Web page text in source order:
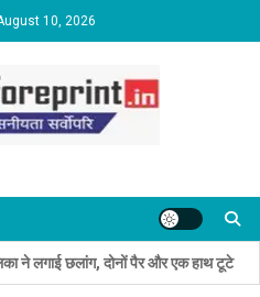
10, 2026
छलांग, दोनों पैर और एक हाथ टूटे